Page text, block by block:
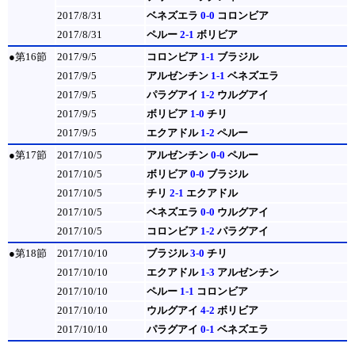
2017/8/31
ベネズエラ 0-0 コロンビア
2017/8/31
ペルー 2-1 ボリビア
●第16節
2017/9/5 コロンビア 1-1 ブラジル
2017/9/5
アルゼンチン 1-1 ベネズエラ
2017/9/5
パラグアイ 1-2 ウルグアイ
2017/9/5
ボリビア 1-0 チリ
2017/9/5
エクアドル 1-2 ペルー
●第17節
2017/10/5 アルゼンチン 0-0 ペルー
2017/10/5
ボリビア 0-0 ブラジル
2017/10/5
チリ 2-1 エクアドル
2017/10/5
ベネズエラ 0-0 ウルグアイ
2017/10/5
コロンビア 1-2 パラグアイ
●第18節
2017/10/10 ブラジル3-0 チリ
2017/10/10
エクアドル 1-3 アルゼンチン
2017/10/10
ペルー 1-1 コロンビア
2017/10/10
ウルグアイ 4-2 ボリビア
2017/10/10
パラグアイ 0-1 ベネズエラ